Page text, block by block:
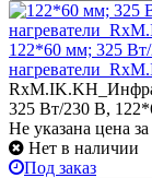
122*60 мм; 325
325 Вт/230 В,
Не указана цена за
Нет в наличии
Под заказ